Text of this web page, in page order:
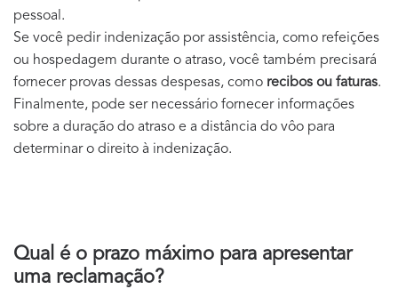
pessoal.
Se você pedir indenização por assistência, como refeições
ou hospedagem durante o atraso, você também precisará
fornecer provas dessas despesas, como recibos ou faturas.
Finalmente, pode ser necessário fornecer informações
sobre a duração do atraso e a distância do vôo para
determinar o direito à indenização.
Qual é o prazo máximo para apresentar
uma reclamação?